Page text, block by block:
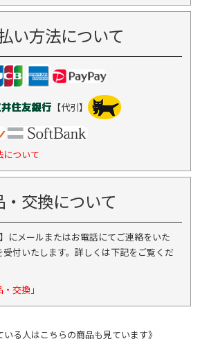
い方法について
【代引】
ついて
・交換について
にメールまたはお電話にてご連絡をいた
付いたします。詳しくは下記をご覧くだ
交換」
いる人はこちらの商品も見ています》